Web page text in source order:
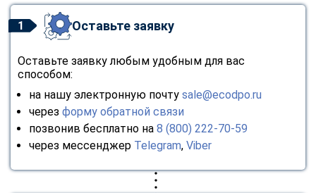
1 Оставьте заявку
Оставьте заявку любым удобным для вас
способом:
на нашу электронную почту sale@ecodpo.ru
через форму обратной связи
позвонив бесплатно на 8 (800) 222-70-59
через мессенджер Telegram, Viber